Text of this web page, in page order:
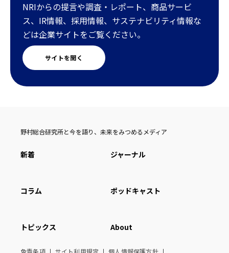
NRIからの提言や調査・レポート、商品サービ
ス、IR情報、採用情報、サステナビリティ情報な
どは企業サイトをご覧ください。
サイトを開く
野村総合研究所と今を語り、未来をみつめるメディア
新着 ジャーナル
コラム ポッドキャスト
トピックス About
免責条項 サイト利用規定 個人情報保護方針